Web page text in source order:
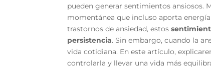
pueden generar sentimientos ansiosos.
momentánea que incluso aporta
trastornos de ansiedad, estos
persistencia. Sin embargo, cuando la
vida cotidiana. En este artículo,
controlarla y llevar una vida más